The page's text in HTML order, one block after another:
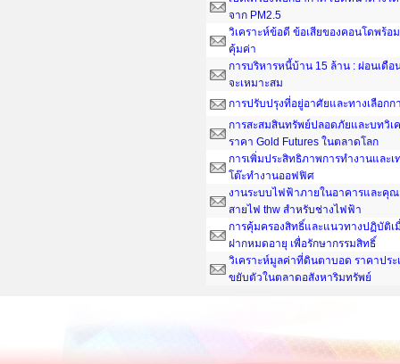
จาก PM2.5
วิเคราะห์ข้อดี ข้อเสียของคอนโดพร้อ
คุ้มค่า
การบริหารหนี้บ้าน 15 ล้าน : ผ่อนเดือ
จะเหมาะสม
การปรับปรุงที่อยู่อาศัยและทางเลือก
การสะสมสินทรัพย์ปลอดภัยและบทวิเ
ราคา Gold Futures ในตลาดโลก
การเพิ่มประสิทธิภาพการทำงานและ
โต๊ะทํางานออฟฟิศ
งานระบบไฟฟ้าภายในอาคารและคุ
สายไฟ thw สำหรับช่างไฟฟ้า
การคุ้มครองสิทธิ์และแนวทางปฏิบัติ
ฝากหมดอายุ เพื่อรักษากรรมสิทธิ์
วิเคราะห์มูลค่าที่ดินตาบอด ราคาประ
ขยับตัวในตลาดอสังหาริมทรัพย์